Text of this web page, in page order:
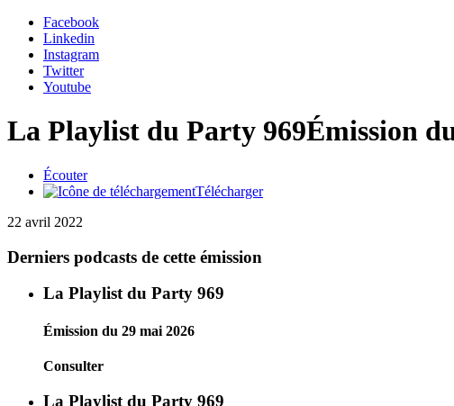
Facebook
Linkedin
Instagram
Twitter
Youtube
La Playlist du Party 969Émission
Écouter
Télécharger
22 avril 2022
Derniers podcasts de cette émission
La Playlist du Party 969
Émission du 29 mai 2026
Consulter
La Playlist du Party 969